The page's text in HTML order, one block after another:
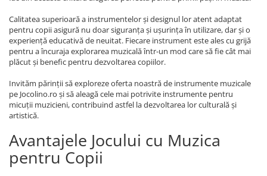
Calitatea superioară a instrumentelor și designul lor atent adaptat
pentru copii asigură nu doar siguranța și ușurința în utilizare, dar și o
experiență educativă de neuitat. Fiecare instrument este ales cu grijă
pentru a încuraja explorarea muzicală într-un mod care să fie cât mai
plăcut și benefic pentru dezvoltarea copiilor.
Invităm părinții să exploreze oferta noastră de instrumente muzicale
pe Jocolino.ro și să aleagă cele mai potrivite instrumente pentru
micuții muzicieni, contribuind astfel la dezvoltarea lor culturală și
artistică.
Avantajele Jocului cu Muzica
pentru Copii